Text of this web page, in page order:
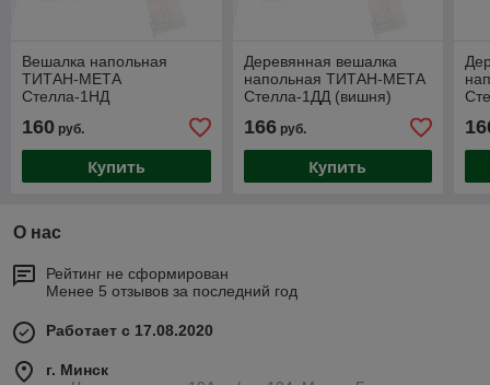
Вешалка напольная
ТИТАН-МЕТА
Стелла-1НД
160 руб.
Купить
Деревянная вешалка
напольная ТИТАН-МЕТА
Стелла-1ДД (вишня)
166руб.
Купить
О нас
Рейтинг не сформирован
Менее 5 отзывов за последний год
Работает с 17.08.2020
г. Минск